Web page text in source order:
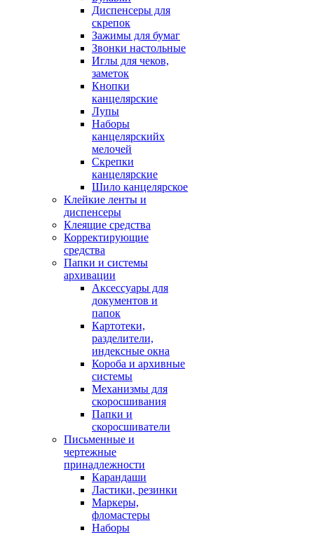
Диспенсеры для
скрепок
Зажимы для бумаг
Звонки настольные
Иглы для чеков,
заметок
Кнопки
канцелярские
Лупы
Наборы
канцелярскийх
мелочей
Скрепки
канцелярские
Шило канцелярское
Клейкие ленты и
диспенсеры
Клеящие средства
Корректирующие
средства
Папки и системы
архивации
Аксессуары для
документов и
папок
Картотеки,
разделители,
индексные окна
Короба и архивные
системы
Механизмы для
скоросшивания
Папки и
скоросшиватели
Письменные и
чертежные
принадлежности
Карандаши
Ластики, резинки
Маркеры,
фломастеры
Наборы